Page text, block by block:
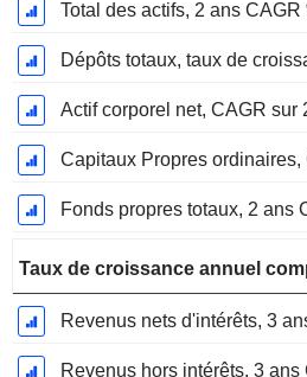
Total des actifs, 2 ans CAGR
Actif corporel net, CAGR sur
Capitaux Propres ordinaires,
Fonds propres totaux, 2 ans
Taux de croissance annuel
Revenus nets d'intérêts, 3
Revenus hors intérêts, 3 ans